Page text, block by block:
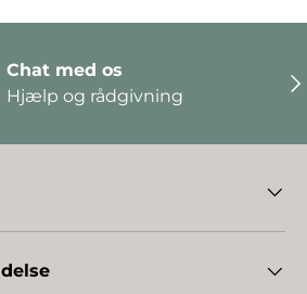
Chat med os
Hjælp og rådgivning